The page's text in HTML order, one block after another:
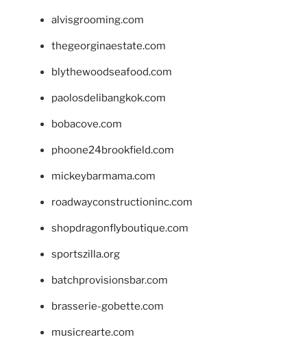
alvisgrooming.com
thegeorginaestate.com
blythewoodseafood.com
paolosdelibangkok.com
bobacove.com
phoone24brookfield.com
mickeybarmama.com
roadwayconstructioninc.com
shopdragonflyboutique.com
sportszilla.org
batchprovisionsbar.com
brasserie-gobette.com
musicrearte.com